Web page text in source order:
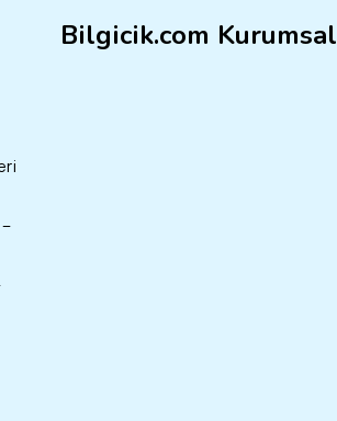
Bilgicik.com Kurumsal